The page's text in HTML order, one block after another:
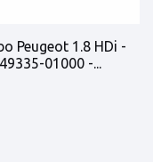
Peugeot 1.8 HDi -
49335-01000 -...